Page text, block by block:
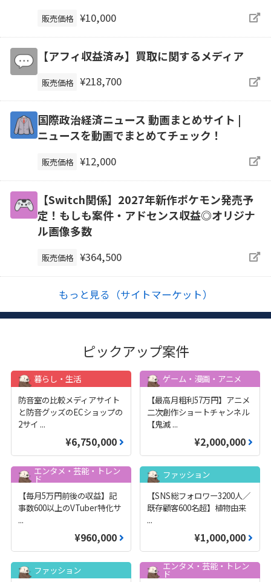
販売価格 ¥10,000
【アフィ収益済み】買取に関するメディア
販売価格 ¥218,700
国際政治経済ニュース 動画まとめサイト |
ニュースを動画でまとめてチェック！
販売価格 ¥12,000
【Switch関係】2027年新作ポケモン発売予
定！もしも案件・アドセンス収益◎オリジナ
ル画像多数
販売価格 ¥364,500
もっと見る（サイトマーケット）
ピックアップ案件
暮らし・生活
防音室の比較メディアサイト
と防音グッズのECショップの
2サイ ...
¥6,750,000
ゲーム・漫画・アニメ
【最高月粗利57万円】アニメ
二次創作ショートチャンネル
【鬼滅 ...
¥2,000,000
エンタメ・芸能・トレン
ド
【毎月5万円前後の収益】記
事数600以上のVTuber特化サ
...
¥960,000
ファッション
【SNS総フォロワー3200人／
既存顧客600名超】植物由来
...
¥1,000,000
ファッション エンタメ・芸能・トレン
ド